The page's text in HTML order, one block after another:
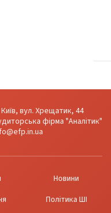
вул. Хрещатик, 44
фірма "Аналітик"
Новини
Політика ШІ